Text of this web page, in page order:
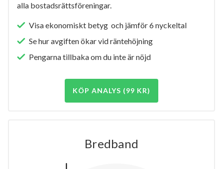
alla bostadsrättsföreningar.
Visa ekonomiskt betyg och jämför 6 nyckeltal
Se hur avgiften ökar vid räntehöjning
Pengarna tillbaka om du inte är nöjd
KÖP ANALYS (99 KR)
Bredband